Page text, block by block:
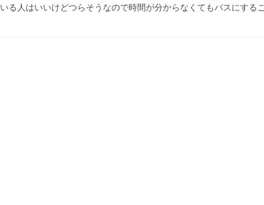
る人はいいけどつらそうなので時間が分からなくてもバスにするこ